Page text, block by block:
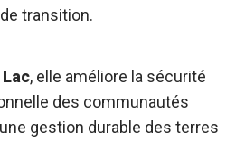
transition.
, elle améliore la sécurité
des communautés
gestion durable des terres